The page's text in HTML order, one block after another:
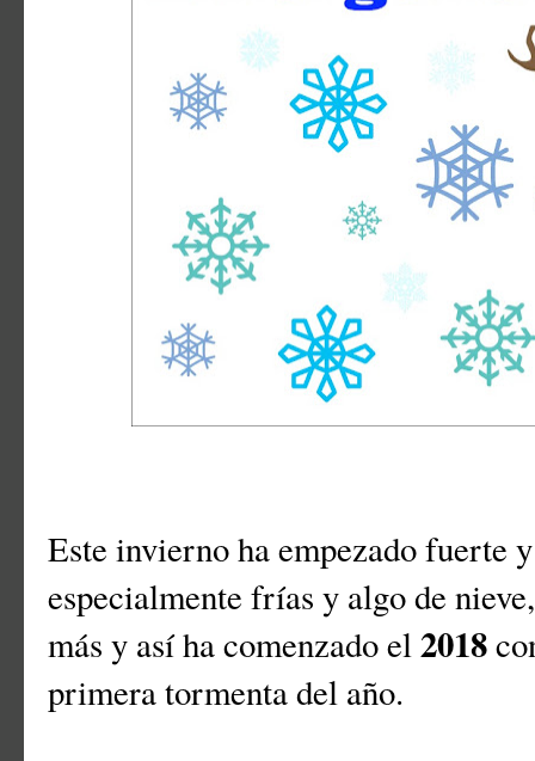
Este invierno ha empezado fuerte
especialmente frías y algo de
más y así ha comenzado el2018
primera tormenta del año.